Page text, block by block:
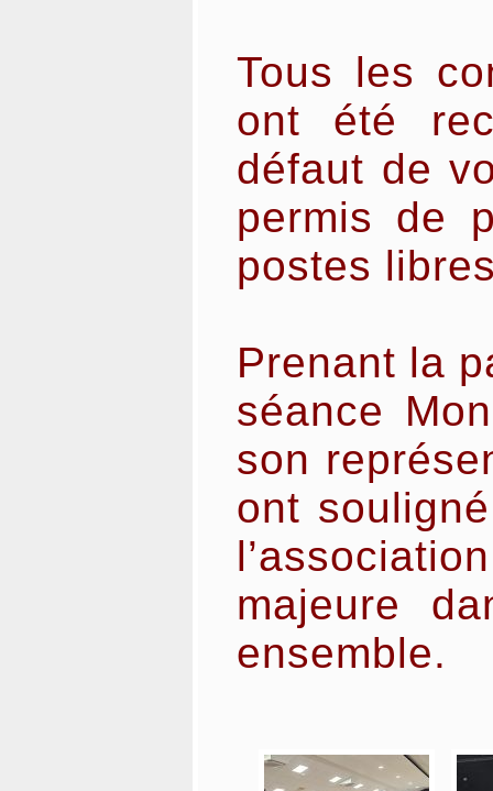
Tous les
ont été
défaut de
permis de
postes
Prenant la
séance
son
ont
majeure
ensemble.